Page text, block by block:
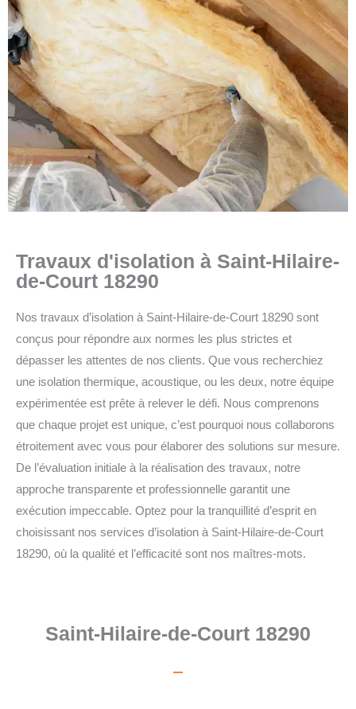
Travaux d'isolation à Saint-Hilaire-
de-Court 18290
Nos travaux d’isolation à Saint-Hilaire-de-Court 18290 sont
conçus pour répondre aux normes les plus strictes et
dépasser les attentes de nos clients. Que vous recherchiez
une isolation thermique, acoustique, ou les deux, notre équipe
expérimentée est prête à relever le défi. Nous comprenons
que chaque projet est unique, c’est pourquoi nous collaborons
étroitement avec vous pour élaborer des solutions sur mesure.
De l’évaluation initiale à la réalisation des travaux, notre
approche transparente et professionnelle garantit une
exécution impeccable. Optez pour la tranquillité d’esprit en
choisissant nos services d’isolation à Saint-Hilaire-de-Court
18290, où la qualité et l’efficacité sont nos maîtres-mots.
Saint-Hilaire-de-Court 18290